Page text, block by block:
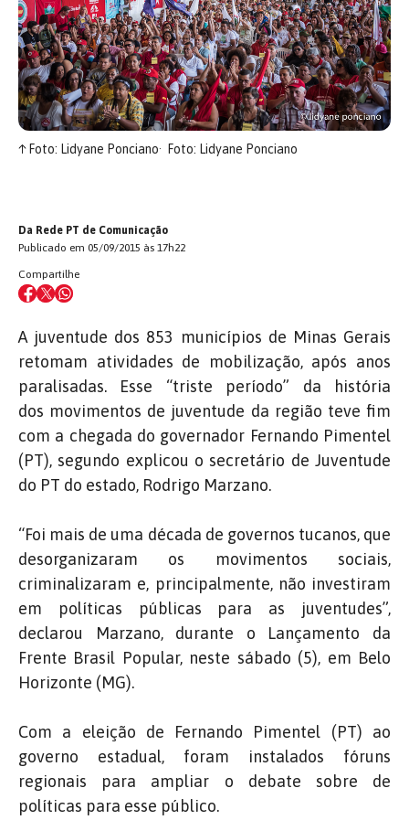
↑Foto: Lidyane Ponciano Foto: Lidyane Ponciano
Da Rede PT de Comunicação
Publicado em 05/09/2015 às 17h22
Compartilhe
A juventude dos 853 municípios de Minas Gerais
retomam atividades de mobilização, após anos
paralisadas. Esse “triste período” da história
dos movimentos de juventude da região teve fim
com a chegada do governador Fernando Pimentel
(PT), segundo explicou o secretário de Juventude
do PT do estado, Rodrigo Marzano.
“Foi mais de uma década de governos tucanos, que
desorganizaram os movimentos sociais,
criminalizaram e, principalmente, não investiram
em políticas públicas para as juventudes”,
declarou Marzano, durante o Lançamento da
Frente Brasil Popular, neste sábado (5), em Belo
Horizonte (MG).
Com a eleição de Fernando Pimentel (PT) ao
governo estadual, foram instalados fóruns
regionais para ampliar o debate sobre de
políticas para esse público.